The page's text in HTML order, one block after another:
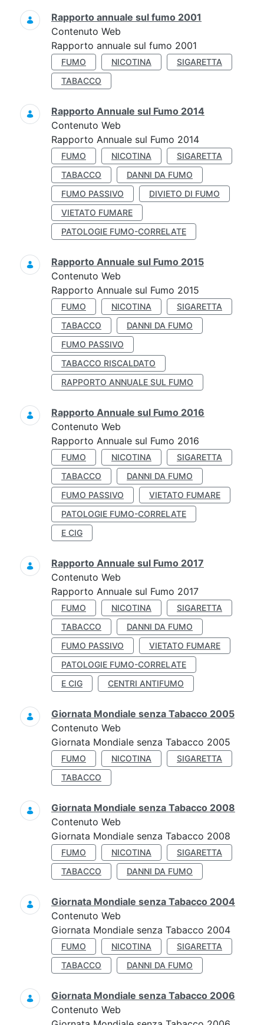
Rapporto annuale sul fumo 2001
Contenuto Web
Rapporto annuale sul fumo 2001
FUMO NICOTINA
SIGARETTA
TABACCO
Rapporto Annuale sul Fumo 2014
Contenuto Web
Rapporto Annuale sul Fumo 2014
FUMO NICOTINA
SIGARETTA
TABACCO
DANNI DA FUMO
FUMO PASSIVO
DIVIETO DI FUMO
VIETATO FUMARE
PATOLOGIE FUMO-CORRELATE
Rapporto Annuale sul Fumo 2015
Contenuto Web
Rapporto Annuale sul Fumo 2015
FUMO NICOTINA
SIGARETTA
TABACCO
DANNI DA FUMO
FUMO PASSIVO
TABACCO RISCALDATO
RAPPORTO ANNUALE SUL FUMO
Rapporto Annuale sul Fumo 2016
Contenuto Web
Rapporto Annuale sul Fumo 2016
FUMO NICOTINA
SIGARETTA
TABACCO
DANNI DA FUMO
FUMO PASSIVO
VIETATO FUMARE
PATOLOGIE FUMO-CORRELATE
E CIG
Rapporto Annuale sul Fumo 2017
Contenuto Web
Rapporto Annuale sul Fumo 2017
FUMO NICOTINA
SIGARETTA
TABACCO
DANNI DA FUMO
FUMO PASSIVO
VIETATO FUMARE
PATOLOGIE FUMO-CORRELATE
E CIG
CENTRI ANTIFUMO
Giornata Mondiale senza Tabacco 2005
Contenuto Web
Giornata Mondiale senza Tabacco 2005
FUMO NICOTINA
SIGARETTA
TABACCO
Giornata Mondiale senza Tabacco 2008
Contenuto Web
Giornata Mondiale senza Tabacco 2008
FUMO NICOTINA
SIGARETTA
TABACCO
DANNI DA FUMO
Giornata Mondiale senza Tabacco 2004
Contenuto Web
Giornata Mondiale senza Tabacco 2004
FUMO NICOTINA
SIGARETTA
TABACCO
DANNI DA FUMO
Giornata Mondiale senza Tabacco 2006
Contenuto Web